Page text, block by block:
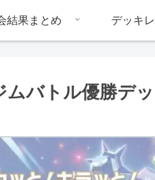
結果まとめ デッキ
ムバトル優勝デ